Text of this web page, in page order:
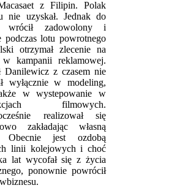
z Filipin. Polak
nie uzyskał. Jednak do
wrócił zadowolony i
podczas lotu powrotnego
otrzymał zlecenie na
w kampanii reklamowej.
Danilewicz z czasem nie
wyłącznie w modeling,
w wystepowanie w
filmowych.
realizował się
zakładając własną
Obecnie jest ozdobą
linii kolejowych i choć
lat wycofał się z życia
ponownie powrócił